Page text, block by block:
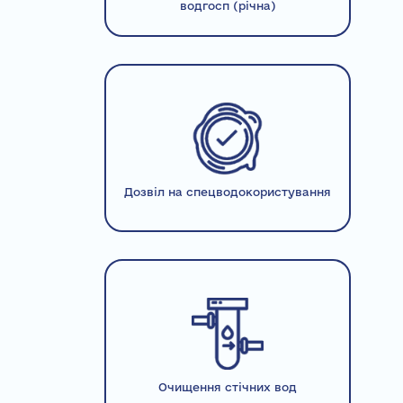
водгосп (річна)
Дозвіл на спецводокористування
Очищення стічних вод